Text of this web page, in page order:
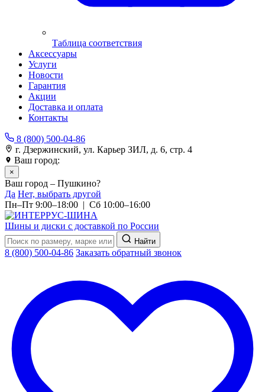
Таблица соответствия
Аксессуары
Услуги
Новости
Гарантия
Акции
Доставка и оплата
Контакты
8 (800) 500-04-86
г. Дзержинский, ул. Карьер ЗИЛ, д. 6, стр. 4
Ваш город:
×
Ваш город – Пушкино?
Да Нет, выбрать другой
Пн–Пт 9:00–18:00 | Сб 10:00–16:00
Шины и диски с доставкой по России
Найти
8 (800) 500-04-86 Заказать обратный звонок